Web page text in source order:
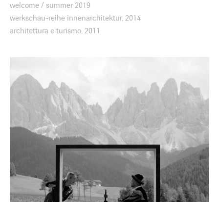
welcome / summer 2019
werkschau-reihe innenarchitektur, 2014
architettura e turismo, 2011